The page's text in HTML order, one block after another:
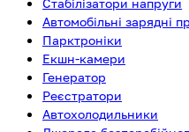
Стабілізатори напруги
Автомобільні зарядні
Парктроніки
Екшн-камери
Генератор
Реєстратори
Автохолодильники